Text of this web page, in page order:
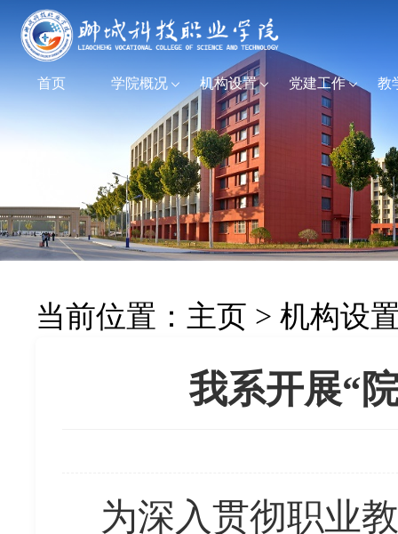
首页 学院概况 机构设置 党建工作 教
当前位置： 主页 > 机构设
我系开展“
为深入贯彻职业